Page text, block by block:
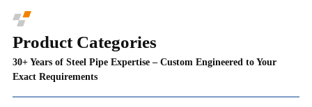
Product Categories
30+ Years of Steel Pipe Expertise – Custom Engineered to Your
Exact Requirements